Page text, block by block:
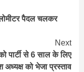
पैदल चलकर
Next
पार्टी से 6 साल के लिए
को भेजा प्रस्ताव